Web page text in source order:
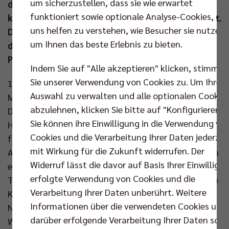
diese Olympischen Spiele auf dem 6. Platz ab und
kletterte dadurch in der Weltrangliste auf Rang acht.
Deutschland ist zurück in der Weltspitze und aus
diesem Momentum kann für die Zukunft etwas
Positives entstehen.
10.600 Volleyballfans sahen am frühen
Montagabend ein fesselndes Match zwischen
Deutschland und Frankreich, an dessen Ende die
Heimfans einen knappen 15:13-Tiebreak-Erfolg
frenetisch feierten. Mittendrin die vier Berliner
Akteure: Moritz Reichert machte über weite Strecken
ein bärenstarkes Spiel, Johannes Tille versuchte im
Tiebreak die Kohlen aus dem Feuer zu holen, die Rote
Karte für Tobias Krick war der Gesprächsstoff im
Nachgang und auch Ruben Schott konnte seinen
Wert für die Mannschaft immer wieder
funktioniert sowie optionale Analyse-Cookies, die
uns helfen zu verstehen, wie Besucher sie nutzen,
um Ihnen das beste Erlebnis zu bieten.
Indem Sie auf "Alle akzeptieren" klicken, stimmen
Sie unserer Verwendung von Cookies zu. Um Ihre
Auswahl zu verwalten und alle optionalen Cookies
abzulehnen, klicken Sie bitte auf "Konfigurieren".
Sie können ihre Einwilligung in die Verwendung
Cookies und die Verarbeitung Ihrer Daten
mit Wirkung für die Zukunft widerrufen. Der
Widerruf lässt die davor auf Basis Ihrer
erfolgte Verwendung von Cookies und die
Verarbeitung Ihrer Daten unberührt. Weitere
Informationen über die verwendeten Cookies und
darüber erfolgende Verarbeitung Ihrer Daten